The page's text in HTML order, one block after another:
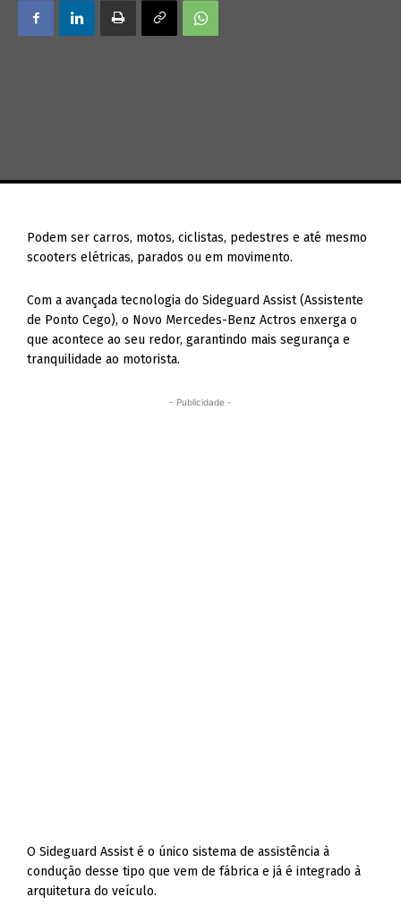
Podem ser carros, motos, ciclistas, pedestres e até mesmo
scooters elétricas, parados ou em movimento.
Com a avançada tecnologia do Sideguard Assist (Assistente
de Ponto Cego), o Novo Mercedes-Benz Actros enxerga o
que acontece ao seu redor, garantindo mais segurança e
tranquilidade ao motorista.
- Publicidade -
O Sideguard Assist é o único sistema de assistência à
condução desse tipo que vem de fábrica e já é integrado à
arquitetura do veículo.